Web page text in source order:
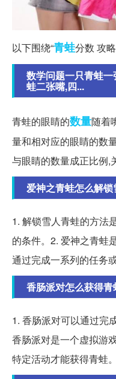
以下围绕“青蛙分数 攻
数学问题一只青蛙
蛙二张嘴,四...
青蛙的眼睛的数量随着
量和相对应的眼睛的数
与眼睛的数量成正比例,
爱神之青蛙怎么解
1. 解锁雪人青蛙的方法
的条件。2. 爱神之青蛙
通过完成一系列的任务
香肠派对怎么获得青
1. 香肠派对可以通过完
香肠派对是一个虚拟游
特定活动才能获得青蛙